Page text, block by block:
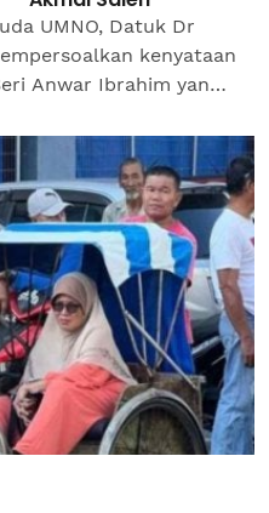
UMNO, Datuk Dr
kenyataan
Anwar Ibrahim yang